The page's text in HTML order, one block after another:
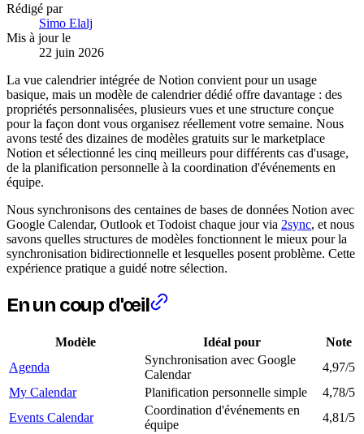
Rédigé par
Simo Elalj
Mis à jour le
22 juin 2026
La vue calendrier intégrée de Notion convient pour un usage
basique, mais un modèle de calendrier dédié offre davantage : des
propriétés personnalisées, plusieurs vues et une structure conçue
pour la façon dont vous organisez réellement votre semaine. Nous
avons testé des dizaines de modèles gratuits sur le marketplace
Notion et sélectionné les cinq meilleurs pour différents cas d'usage,
de la planification personnelle à la coordination d'événements en
équipe.
Nous synchronisons des centaines de bases de données Notion avec
Google Calendar, Outlook et Todoist chaque jour via 2sync, et nous
savons quelles structures de modèles fonctionnent le mieux pour la
synchronisation bidirectionnelle et lesquelles posent problème. Cette
expérience pratique a guidé notre sélection.
En un coup d'œil
Modèle Idéal pour
Note
Agenda
Synchronisation avec Google
Calendar
4,97/5
My Calendar
Planification personnelle simple
4,78/5
Events Calendar
Coordination d'événements en
équipe
4,81/5